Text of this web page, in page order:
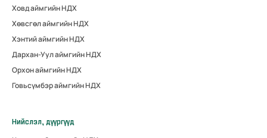
Ховд аймгийн НДХ
Хөвсгөл аймгийн НДХ
Хэнтий аймгийн НДХ
Дархан-Уул аймгийн НДХ
Орхон аймгийн НДХ
Говьсүмбэр аймгийн НДХ
Нийслэл, дүүргүүд